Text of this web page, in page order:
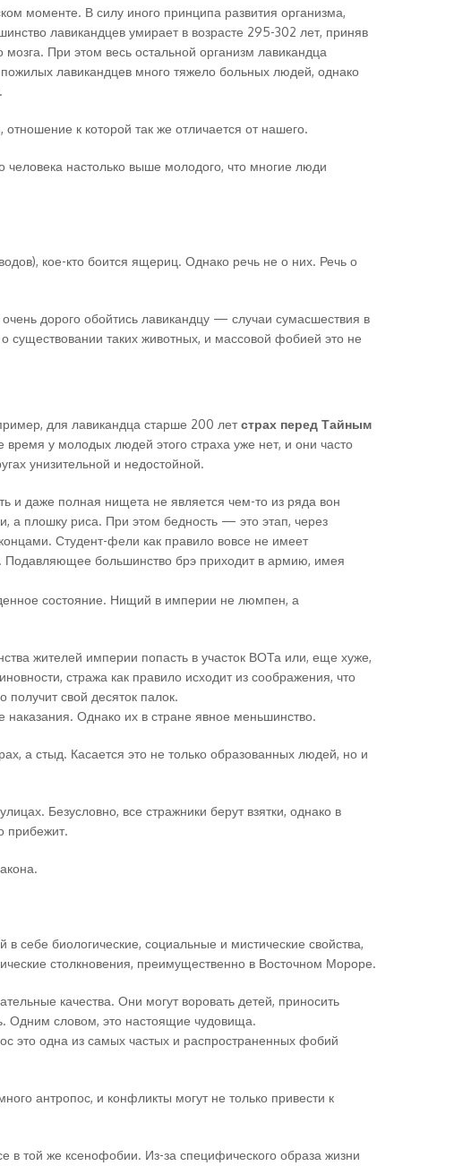
моменте. В силу иного принципа развития организма,
лавикандцев умирает в возрасте 295-302 лет, приняв
При этом весь остальной организм лавикандца
лавикандцев много тяжело больных людей, однако
к которой так же отличается от нашего.
человека настолько выше молодого, что многие люди
кое-кто боится ящериц. Однако речь не о них. Речь о
дорого обойтись лавикандцу — случаи сумасшествия в
существовании таких животных, и массовой фобией это не
для лавикандца старше 200 летстрах перед Тайным
у молодых людей этого страха уже нет, и они часто
унизительной и недостойной.
и даже полная нищета не является чем-то из ряда вон
а плошку риса. При этом бедность — это этап, через
Студент-фели как правило вовсе не имеет
Подавляющее большинство брэ приходит в армию, имея
состояние. Нищий в империи не люмпен, а
жителей империи попасть в участок ВОТа или, еще хуже,
стража как правило исходит из соображения, что
получит свой десяток палок.
Однако их в стране явное меньшинство.
а стыд. Касается это не только образованных людей, но и
Безусловно, все стражники берут взятки, однако в
прибежит.
биологические, социальные и мистические свойства,
столкновения, преимущественно в Восточном Мороре.
качества. Они могут воровать детей, приносить
Одним словом, это настоящие чудовища.
это одна из самых частых и распространенных фобий
антропос, и конфликты могут не только привести к
в той же ксенофобии. Из-за специфического образа жизни